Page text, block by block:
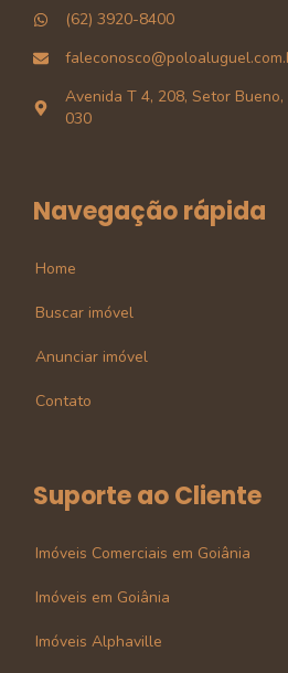
(62) 3920-8400
Avenida T 4, 208, Setor
030
Navegação rápida
Home
Buscar imóvel
Anunciar imóvel
Contato
Suporte ao Cliente
Imóveis Comerciais em Goiânia
Imóveis em Goiânia
Imóveis Alphaville